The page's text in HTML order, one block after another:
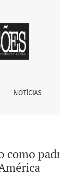
por meio
NOTÍCIAS